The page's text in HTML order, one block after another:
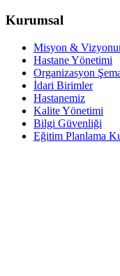
Kurumsal
Misyon &
Hastane Yönetimi
Organizasyon
İdari Birimler
Hastanemiz
Kalite Yönetimi
Bilgi Güvenliği
Eğitim Planlama